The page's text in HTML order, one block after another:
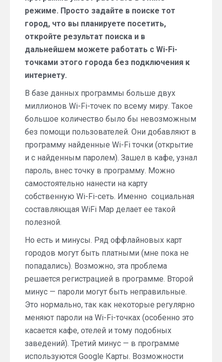
режиме. Просто задайте в поиске тот
город, что вы планируете посетить,
откройте результат поиска и в
дальнейшем можете работать с Wi-Fi-
точками этого города без подключения к
интернету.
В базе данных программы больше двух
миллионов Wi-Fi-точек по всему миру. Такое
большое количество было бы невозможным
без помощи пользователей. Они добавляют в
программу найденные Wi-Fi точки (открытие
и с найденным паролем). Зашел в кафе, узнал
пароль, внес точку в программу. Можно
самостоятельно нанести на карту
собственную Wi-Fi-сеть. Именно социальная
составляющая WiFi Map делает ее такой
полезной.
Но есть и минусы. Ряд оффлайновых карт
городов могут быть платными (мне пока не
попадались). Возможно, эта проблема
решается регистрацией в программе. Второй
минус — пароли могут быть неправильные.
Это нормально, так как некоторые регулярно
меняют пароли на Wi-Fi-точках (особенно это
касается кафе, отелей и тому подобных
заведений). Третий минус — в программе
используются Google Карты. Возможности